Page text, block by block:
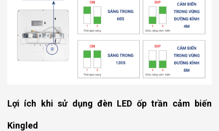
Lợi ích khi sử dụng đèn LED ốp trần cảm biến
Kingled